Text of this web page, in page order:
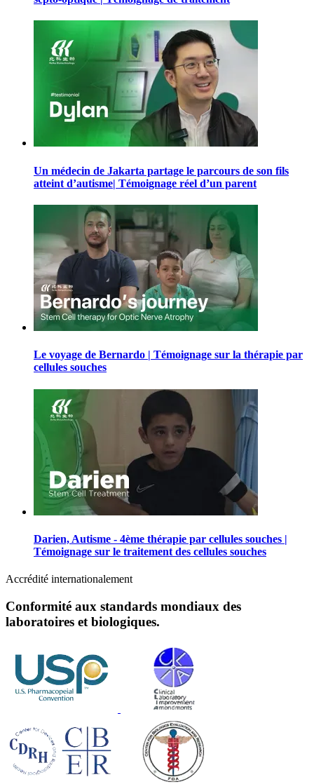
Un médecin de Jakarta partage le parcours de son fils
atteint d’autisme| Témoignage réel d’un parent
Le voyage de Bernardo | Témoignage sur la thérapie par
cellules souches
Darien, Autisme - 4ème thérapie par cellules souches |
Témoignage sur le traitement des cellules souches
Accrédité internationalement
Conformité aux standards mondiaux des
laboratoires et biologiques.